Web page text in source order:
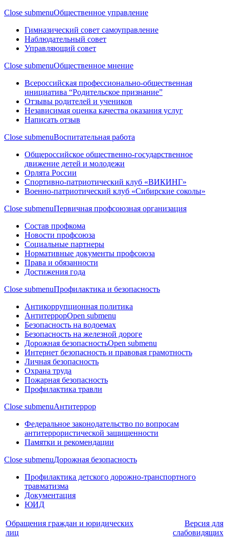
Close submenuОбщественное управление
Гимназический совет самоуправление
Наблюдательный совет
Управляющий совет
Close submenuОбщественное мнение
Всероссийская профессионально-общественная
инициатива “Родительское признание”
Отзывы родителей и учеников
Независимая оценка качества оказания услуг
Написать отзыв
Close submenuВоспитательная работа
Общероссийское общественно-государственное
движение детей и молодежи
Орлята России
Спортивно-патриотический клуб «ВИКИНГ»
Военно-патриотический клуб «Сибирские соколы»
Close submenuПервичная профсоюзная организация
Состав профкома
Новости профсоюза
Социальные партнеры
Нормативные документы профсоюза
Права и обязанности
Достижения года
Close submenuПрофилактика и безопасность
Антикоррупционная политика
АнтитеррорOpen submenu
Безопасность на водоемах
Безопасность на железной дороге
Дорожная безопасностьOpen submenu
Интернет безопасность и правовая грамотность
Личная безопасность
Охрана труда
Пожарная безопасность
Профилактика травли
Close submenuАнтитеррор
Федеральное законодательство по вопросам
антитеррористической защищенности
Памятки и рекомендации
Close submenuДорожная безопасность
Профилактика детского дорожно-транспортного
травматизма
Документация
ЮИД
Обращения граждан и юридических
лиц
Версия для
слабовидящих